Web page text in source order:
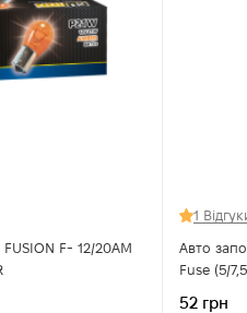
F- 12/20AM
1
Авто
Fuse (5/
52 грн